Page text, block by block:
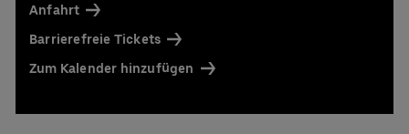
Anfahrt
Barrierefreie Tickets
Zum Kalender hinzufügen